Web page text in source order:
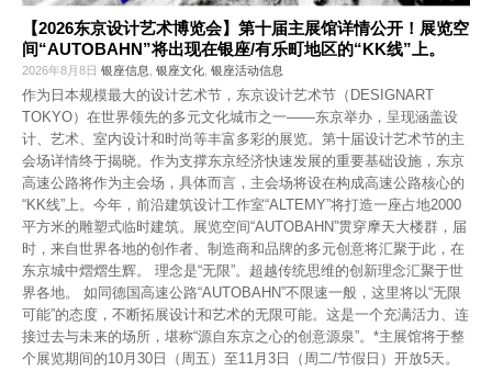
【2026东京设计艺术博览会】第十届主展馆详情公开！展览空
间“AUTOBAHN”将出现在银座/有乐町地区的“KK线”上。
2026年8月8日 银座信息 银座文化 银座活动信息
作为日本规模最大的设计艺术节，东京设计艺术节（DESIGNART
TOKYO）在世界领先的多元文化城市之一——东京举办，呈现涵盖设
计、艺术、室内设计和时尚等丰富多彩的展览。第十届设计艺术节的主
会场详情终于揭晓。作为支撑东京经济快速发展的重要基础设施，东京
高速公路将作为主会场，具体而言，主会场将设在构成高速公路核心的
“KK线”上。今年，前沿建筑设计工作室“ALTEMY”将打造一座占地2000
平方米的雕塑式临时建筑。展览空间“AUTOBAHN”贯穿摩天大楼群，届
时，来自世界各地的创作者、制造商和品牌的多元创意将汇聚于此，在
东京城中熠熠生辉。 理念是“无限”。超越传统思维的创新理念汇聚于世
界各地。 如同德国高速公路“AUTOBAHN”不限速一般，这里将以“无限
可能”的态度，不断拓展设计和艺术的无限可能。这是一个充满活力、连
接过去与未来的场所，堪称“源自东京之心的创意源泉”。*主展馆将于整
个展览期间的10月30日（周五）至11月3日（周二/节假日）开放5天。